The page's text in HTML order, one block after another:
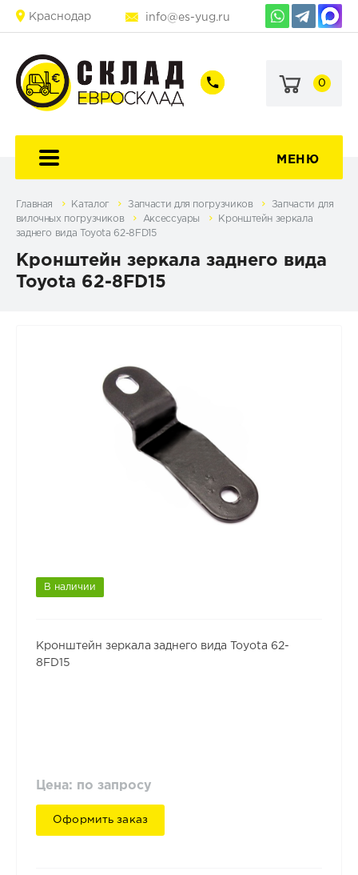
Краснодар info@es-yug.ru
+7
60-
+7
69-
0
МЕНЮ
Главная Каталог Запчасти для погрузчиков
Запчасти для
вилочных погрузчиков
Аксессуары
Кронштейн зеркала
заднего вида Toyota 62-8FD15
Кронштейн зеркала заднего вида
Toyota 62-8FD15
В наличии
Кронштейн зеркала заднего вида Toyota 62-
8FD15
Цена: по запросу
Оформить заказ